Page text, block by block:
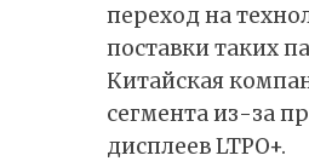
переход на
поставки таких
Китайская
сегмента из-за
дисплеев LTPO+.